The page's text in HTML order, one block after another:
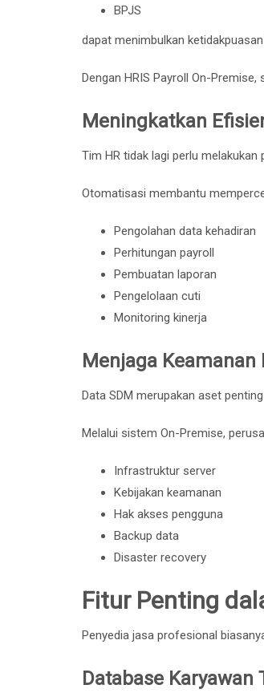
BPJS
dapat menimbulkan
Dengan HRIS Payroll On-
Meningkatkan
Tim HR tidak lagi perlu
Otomatisasi membantu
Pengolahan data kehadiran
Perhitungan payroll
Pembuatan laporan
Pengelolaan cuti
Monitoring kinerja
Menjaga Keamanan
Data SDM merupakan aset
Melalui sistem On-Premise,
Infrastruktur server
Kebijakan keamanan
Hak akses pengguna
Backup data
Disaster recovery
Fitur Penting
Penyedia jasa profesional
Database Karyawan